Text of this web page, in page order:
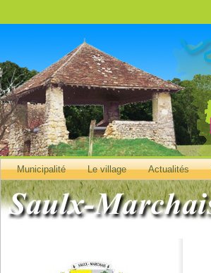
Municipalité Le village Actualités